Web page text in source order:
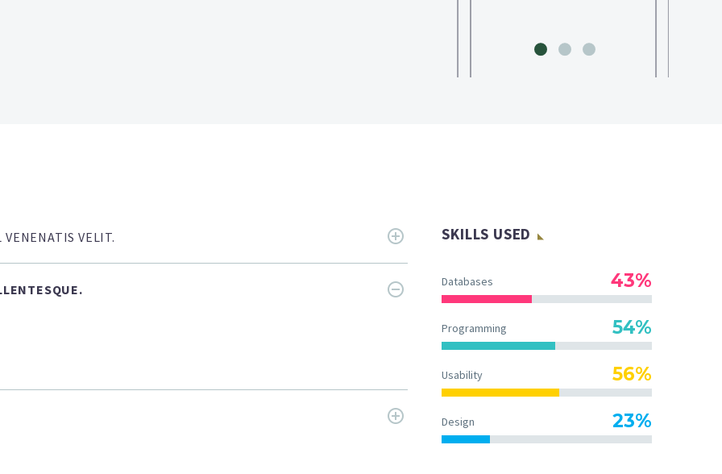
VELIT. SKILLS USED
Databases 43%
Programming 54%
Usability 56%
Design 23%